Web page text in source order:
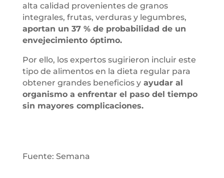
alta calidad provenientes de granos
integrales, frutas, verduras y legumbres,
aportan un 37 % de probabilidad de un
envejecimiento óptimo.
Por ello, los expertos sugirieron incluir este
tipo de alimentos en la dieta regular para
obtener grandes beneficios yayudar al
organismo a enfrentar el paso del tiempo
sin mayores complicaciones.
Fuente: Semana